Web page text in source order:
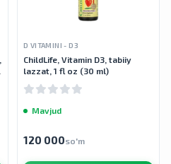
D VITAMINI - D3
ChildLife, Vitamin D3, tabiiy
lazzat, 1 fl oz (30 ml)
Mavjud
120 000so'm